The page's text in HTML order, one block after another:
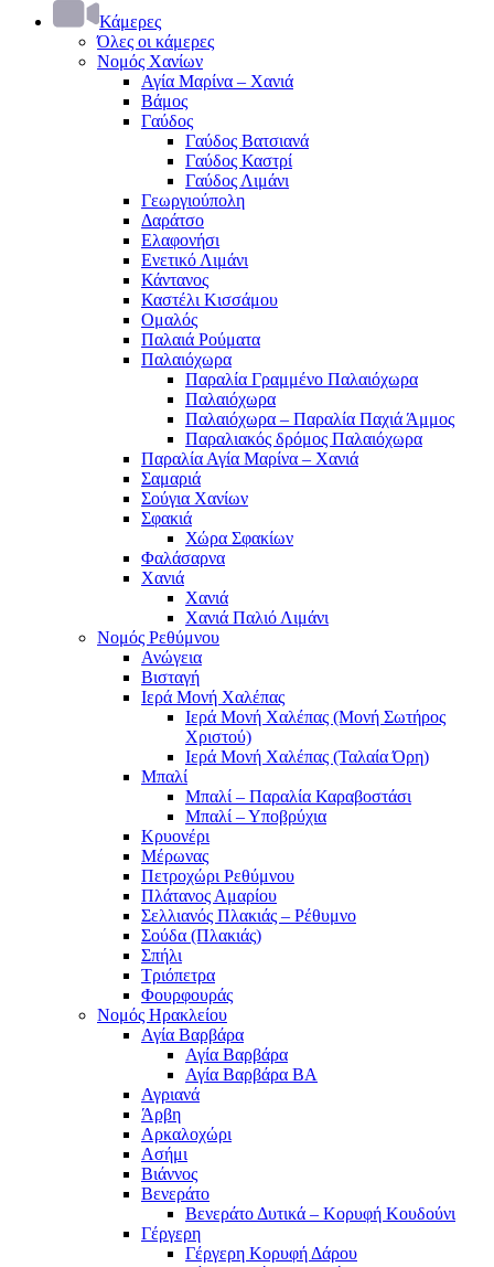
Κάμερες
Όλες οι κάμερες
Νομός Χανίων
Αγία Μαρίνα – Χανιά
Βάμος
Γαύδος
Γαύδος Βατσιανά
Γαύδος Καστρί
Γαύδος Λιμάνι
Γεωργιούπολη
Δαράτσο
Ελαφονήσι
Ενετικό Λιμάνι
Κάντανος
Καστέλι Κισσάμου
Ομαλός
Παλαιά Ρούματα
Παλαιόχωρα
Παραλία Γραμμένο Παλαιόχωρα
Παλαιόχωρα
Παλαιόχωρα – Παραλία Παχιά Άμμος
Παραλιακός δρόμος Παλαιόχωρα
Παραλία Αγία Μαρίνα – Χανιά
Σαμαριά
Σούγια Χανίων
Σφακιά
Χώρα Σφακίων
Φαλάσαρνα
Χανιά
Χανιά
Χανιά Παλιό Λιμάνι
Νομός Ρεθύμνου
Ανώγεια
Βισταγή
Ιερά Μονή Χαλέπας
Ιερά Μονή Χαλέπας (Μονή Σωτήρος
Χριστού)
Ιερά Μονή Χαλέπας (Ταλαία Όρη)
Μπαλί
Μπαλί – Παραλία Καραβοστάσι
Μπαλί – Υποβρύχια
Κρυονέρι
Μέρωνας
Πετροχώρι Ρεθύμνου
Πλάτανος Αμαρίου
Σελλιανός Πλακιάς – Ρέθυμνο
Σούδα (Πλακιάς)
Σπήλι
Τριόπετρα
Φουρφουράς
Νομός Ηρακλείου
Αγία Βαρβάρα
Αγία Βαρβάρα
Αγία Βαρβάρα ΒΑ
Αγριανά
Άρβη
Αρκαλοχώρι
Ασήμι
Βιάννος
Βενεράτο
Βενεράτο Δυτικά – Κορυφή Κουδούνι
Γέργερη
Γέργερη Κορυφή Δάρου